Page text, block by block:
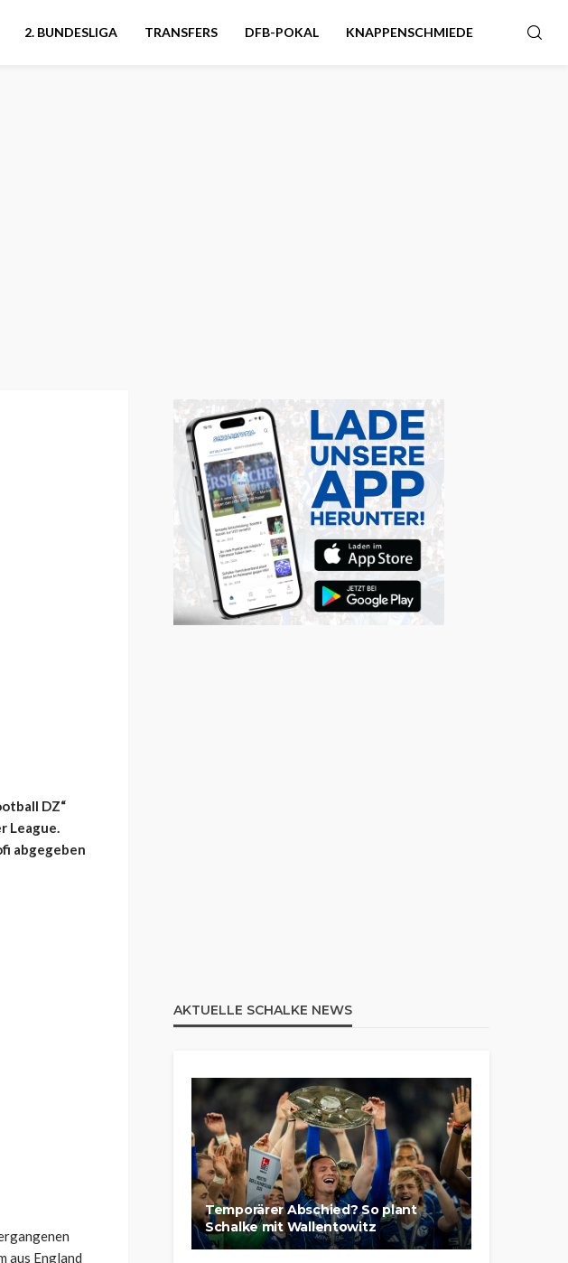
2. BUNDESLIGA TRANSFERS DFB-POKAL KNAPPENSCHMIEDE
DZ“
League.
abgegeben
aus England
AKTUELLE SCHALKE NEWS
Temporärer Abschied? So plant
Schalke mit Wallentowitz